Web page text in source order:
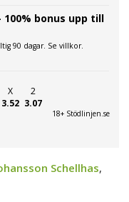
100% bonus upp till
90 dagar. Se villkor.
X
3.52
2
3.07
18+ Stödlinjen.se
Schellhas,